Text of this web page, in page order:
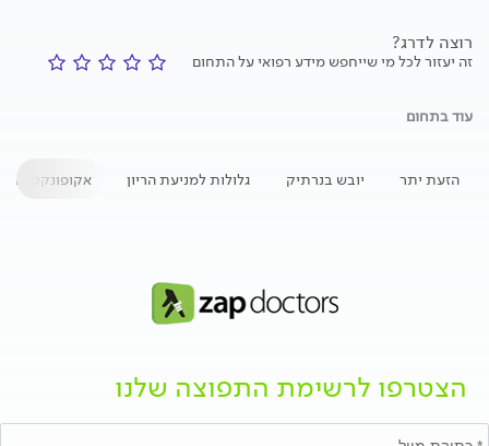
רוצה לדרג?
זה יעזור לכל מי שייחפש מידע רפואי על התחום
עוד בתחום
הזעת יתר יובש בנרתיק גלולות למניעת הריון אקופונקטורה
הצטרפו לרשימת התפוצה שלנו